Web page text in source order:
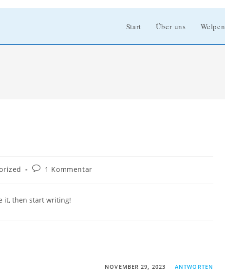
Start Über uns Welpen
Beitrags-
1 Kommentar
it, then start writing!
NOVEMBER 29, 2023 ANTWORTEN